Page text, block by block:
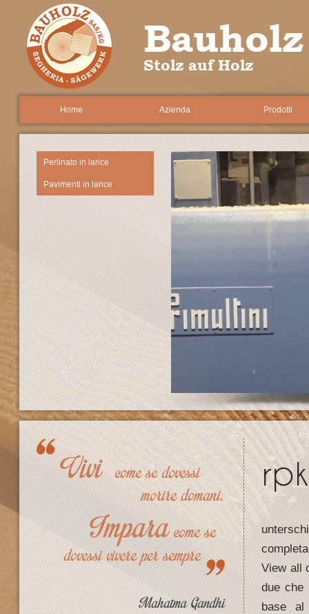
Bauholz
Stolz auf Holz
Home Azienda Prodotti
Perlinato in larice
Pavimenti in larice
View all
due che
base